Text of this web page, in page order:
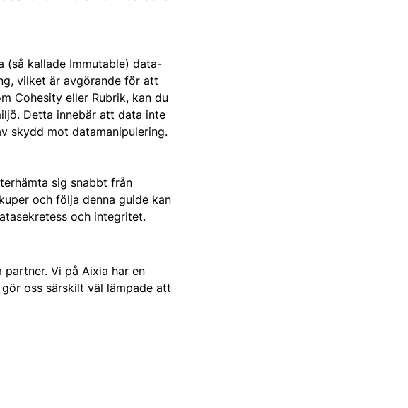
(så kallade Immutable) data-
vilket är avgörande för att
Cohesity eller Rubrik, kan du
Detta innebär att data inte
skydd mot datamanipulering.
sig snabbt från
och följa denna guide kan
och integritet.
Vi på Aixia har en
oss särskilt väl lämpade att